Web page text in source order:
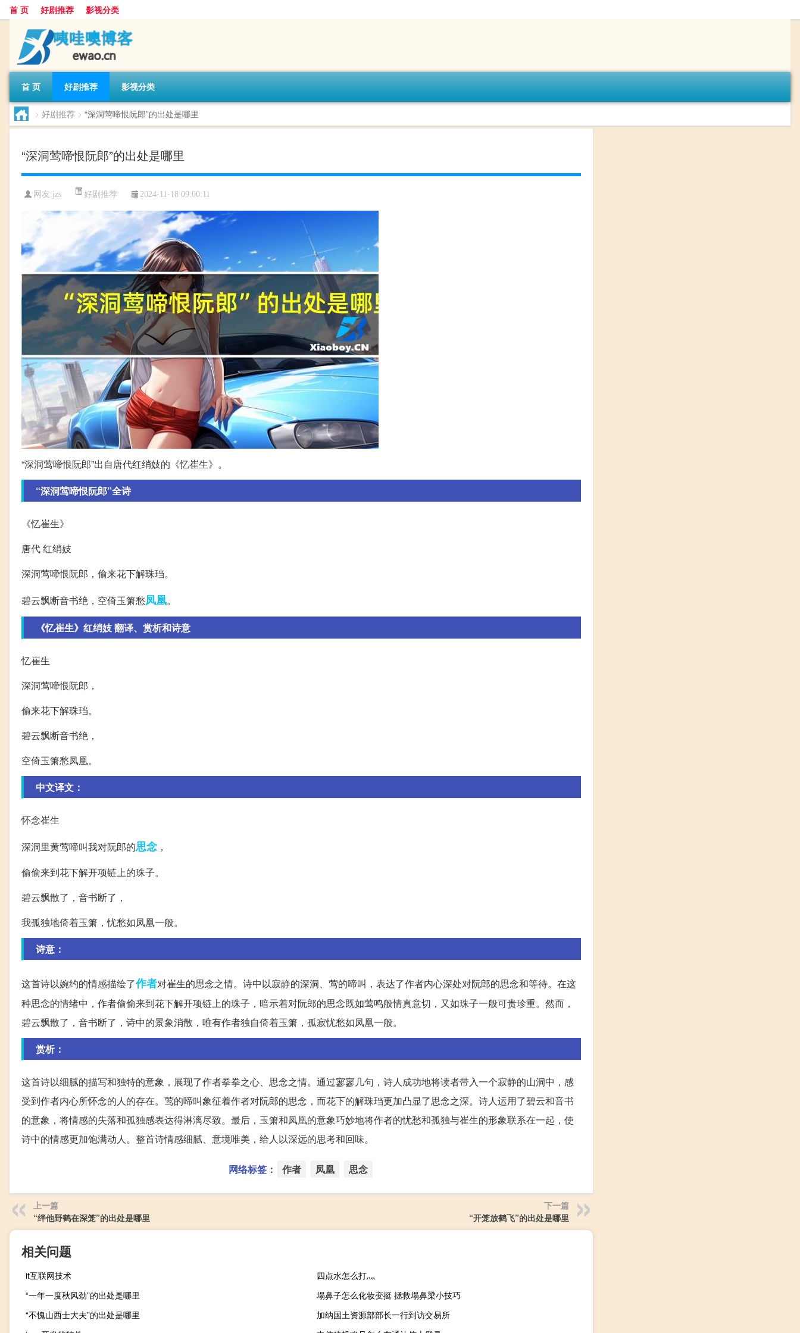
首 页 好剧推荐 影视分类
首 页 好剧推荐 影视分类
> 好剧推荐 > “深洞莺啼恨阮郎”的出处是哪里
“深洞莺啼恨阮郎”的出处是哪里
网友:jzs 好剧推荐 2024-11-18 09:00:11
“深洞莺啼恨阮郎”出自唐代红绡妓的《忆崔生》。
“深洞莺啼恨阮郎”全诗
《忆崔生》
唐代 红绡妓
深洞莺啼恨阮郎，偷来花下解珠珰。
碧云飘断音书绝，空倚玉箫愁凤凰。
《忆崔生》红绡妓 翻译、赏析和诗意
忆崔生
深洞莺啼恨阮郎，
偷来花下解珠珰。
碧云飘断音书绝，
空倚玉箫愁凤凰。
中文译文：
怀念崔生
深洞里黄莺啼叫我对阮郎的思念，
偷偷来到花下解开项链上的珠子。
碧云飘散了，音书断了，
我孤独地倚着玉箫，忧愁如凤凰一般。
诗意：
这首诗以婉约的情感描绘了作者对崔生的思念之情。诗中以寂静的深洞、莺的啼叫，表达了作者内心深处对阮郎的思念和等待。在这
种思念的情绪中，作者偷偷来到花下解开项链上的珠子，暗示着对阮郎的思念既如莺鸣般情真意切，又如珠子一般可贵珍重。然而，
碧云飘散了，音书断了，诗中的景象消散，唯有作者独自倚着玉箫，孤寂忧愁如凤凰一般。
赏析：
这首诗以细腻的描写和独特的意象，展现了作者拳拳之心、思念之情。通过寥寥几句，诗人成功地将读者带入一个寂静的山洞中，感
受到作者内心所怀念的人的存在。莺的啼叫象征着作者对阮郎的思念，而花下的解珠珰更加凸显了思念之深。诗人运用了碧云和音书
的意象，将情感的失落和孤独感表达得淋漓尽致。最后，玉箫和凤凰的意象巧妙地将作者的忧愁和孤独与崔生的形象联系在一起，使
诗中的情感更加饱满动人。整首诗情感细腻、意境唯美，给人以深远的思考和回味。
网络标签： 作者 凤凰 思念
上一篇
“绊他野鹤在深笼”的出处是哪里
下一篇
“开笼放鹤飞”的出处是哪里
相关问题
it互联网技术
四点水怎么打灬
“一年一度秋风劲”的出处是哪里
塌鼻子怎么化妆变挺 拯救塌鼻梁小技巧
“不愧山西士大夫”的出处是哪里
加纳国土资源部部长一行到访交易所